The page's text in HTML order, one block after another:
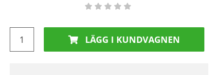
LÄGG I KUNDVAGNEN